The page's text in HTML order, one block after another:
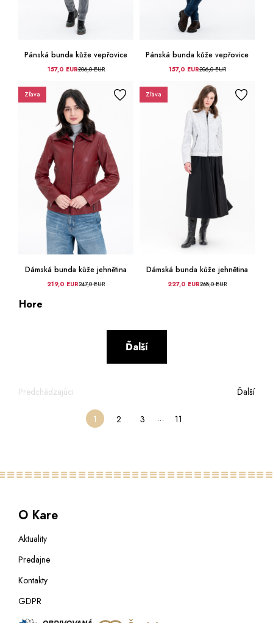
Pánská bunda kůže vepřovice
157,0 EUR206,0 EUR
Pánská bunda kůže vepřovice
157,0 EUR206,0 EUR
Zľava
Dámská bunda kůže jehnětina
219,0 EUR247,0 EUR
Zľava
Dámská bunda kůže jehnětina
227,0 EUR268,0 EUR
Hore
Ďalší
Predchádzajúci Ďalší
1 2 3 … 11
O Kare
Aktuality
Predajne
Kontakty
GDPR